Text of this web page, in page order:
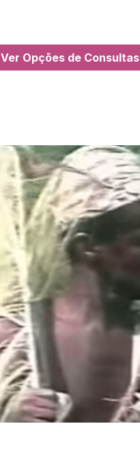
Ver Opções de Consultas